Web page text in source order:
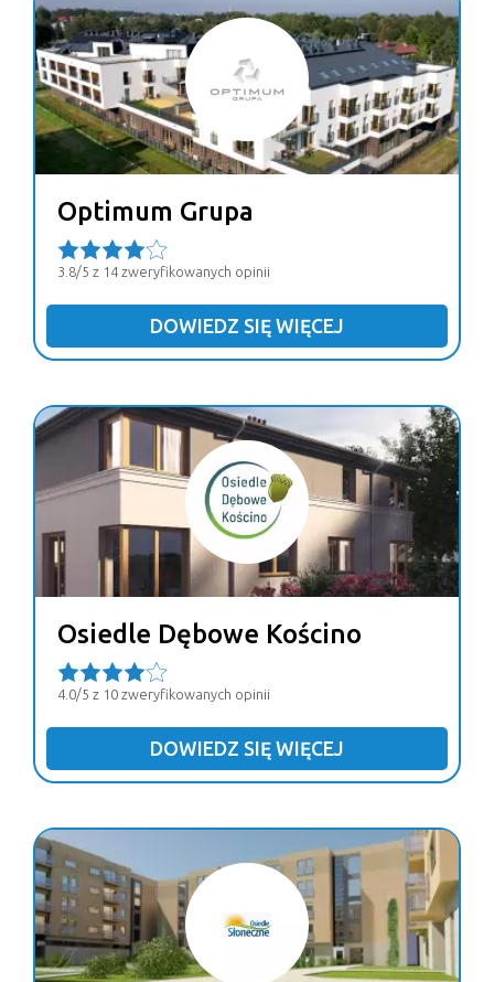
Optimum Grupa
3.8/5 z 14 zweryfikowanych opinii
DOWIEDZ SIĘ WIĘCEJ
Osiedle Dębowe Kościno
4.0/5 z 10 zweryfikowanych opinii
DOWIEDZ SIĘ WIĘCEJ